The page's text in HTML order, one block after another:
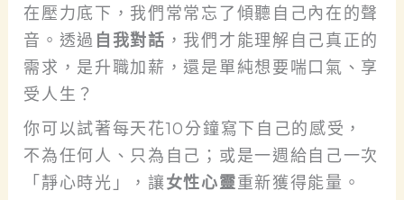
在壓力底下，我們常常忘了傾聽自己內在的聲
音。透過 自我對話 ，我們才能理解自己真正的
需求，是升職加薪，還是單純想要喘口氣、享
受人生？
你可以試著每天花10分鐘寫下自己的感受，
不為任何人、只為自己；或是一週給自己一次
「靜心時光」，讓女性心靈重新獲得能量。